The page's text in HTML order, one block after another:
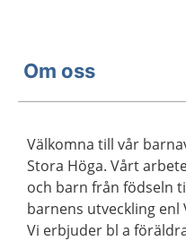
Om oss
Välkomna till vår
Stora Höga. Vårt
och barn från födseln
barnens utveckling enl
Vi erbjuder bl a